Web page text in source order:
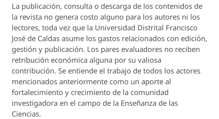
La publicación, consulta o descarga de los contenidos de
la revista no genera costo alguno para los autores ni los
lectores, toda vez que la Universidad Distrital Francisco
José de Caldas asume los gastos relacionados con edición,
gestión y publicación. Los pares evaluadores no reciben
retribución económica alguna por su valiosa
contribución. Se entiende el trabajo de todos los actores
mencionados anteriormente como un aporte al
fortalecimiento y crecimiento de la comunidad
investigadora en el campo de la Enseñanza de las
Ciencias.